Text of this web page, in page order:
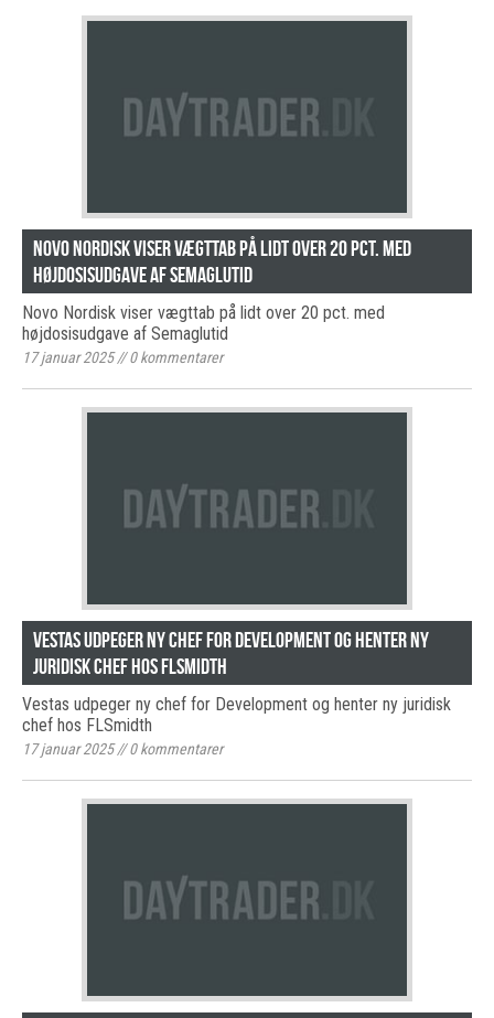
Novo Nordisk viser vægttab på lidt over 20 pct. med
højdosisudgave af Semaglutid
Novo Nordisk viser vægttab på lidt over 20 pct. med
højdosisudgave af Semaglutid
17 januar 2025//0kommentarer
Vestas udpeger ny chef for Development og henter ny
juridisk chef hos FLSmidth
Vestas udpeger ny chef for Development og henter ny juridisk
chef hos FLSmidth
17 januar 2025//0kommentarer